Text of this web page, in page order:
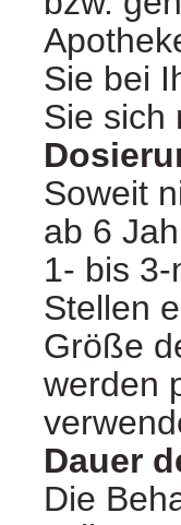
Sie bei
Sie sich
Soweit
ab 6
1- bis
Stellen
Größe
werden
Dauer
Die